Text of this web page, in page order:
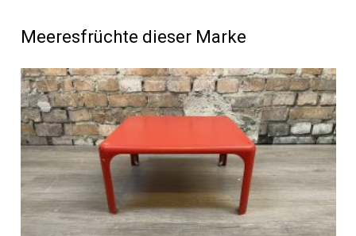
Meeresfrüchte dieser Marke